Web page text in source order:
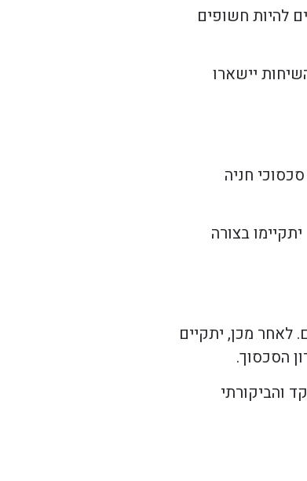
להיות חשופים
יישארו
חניה
בצורה
לאחר מכן, יתקיים
הסכסוך.
והביקורתי